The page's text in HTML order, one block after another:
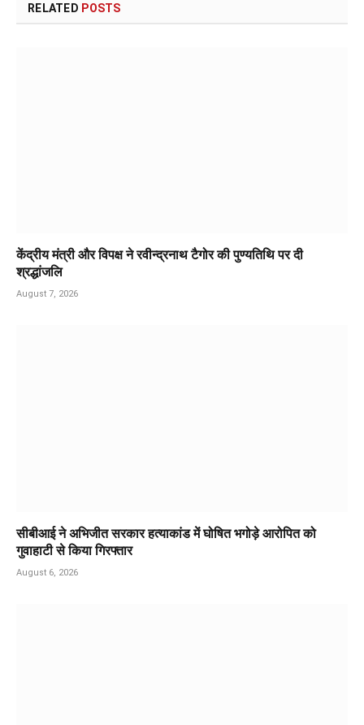
RELATED POSTS
केंद्रीय मंत्री और विपक्ष ने रवीन्द्रनाथ टैगोर की पुण्यतिथि पर दी
श्रद्धांजलि
August 7, 2026
सीबीआई ने अभिजीत सरकार हत्याकांड में घोषित भगोड़े आरोपित को
गुवाहाटी से किया गिरफ्तार
August 6, 2026